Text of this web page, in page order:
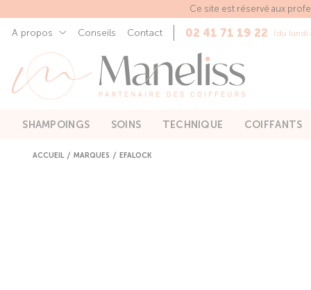
Ce site est réservé aux
A propos Conseils Contact 02 41 71 19 22 (du lundi
SHAMPOINGS SOINS TECHNIQUE COIFFANTS
ACCUEIL MARQUES EFALOCK